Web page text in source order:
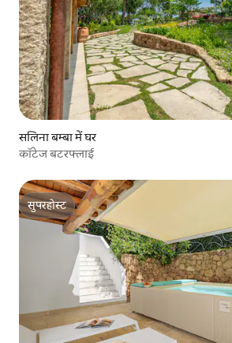
सलिना बम्बा में घर
कॉटेज बटरफ्लाई
सुपरहोस्ट
सुपरहोस्ट